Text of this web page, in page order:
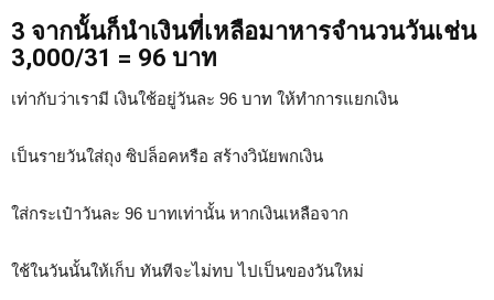
3 จากนั้นก็นำเงินที่เหลือมาหารจำนวนวันเช่น
3,000/31 = 96 บาท
เท่ากับว่าเรามี เงินใช้อยู่วันละ 96 บาท ให้ทำการแยกเงิน
เป็นรายวันใส่ถุง ซิปล็อคหรือ สร้างวินัยพกเงิน
ใส่กระเป๋าวันละ 96 บาทเท่านั้น หากเงินเหลือจาก
ใช้ในวันนั้นให้เก็บ ทันทีจะไม่ทบ ไปเป็นของวันใหม่